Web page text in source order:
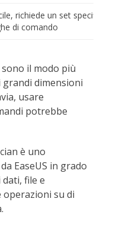
richiede un set specifico
di comando
il modo più
grandi dimensioni
usare
potrebbe
è uno
EaseUS in grado
file e
su di